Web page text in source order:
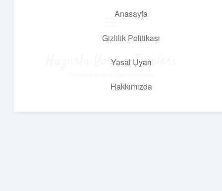
Anasayfa
Gizlilik Politikası
Yasal Uyarı
Hakkımızda
Huzurlu Yaşam Tüyoları